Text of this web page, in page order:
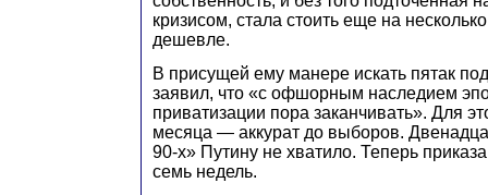
кризисом, стала стоить еще на
дешевле.
В присущей ему манере искать пятак
заявил, что «с офшорным наследием
приватизации пора заканчивать». Для
месяца — аккурат до выборов.
90-х» Путину не хватило. Теперь
семь недель.